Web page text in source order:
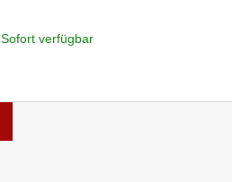
Sofort verfügbar